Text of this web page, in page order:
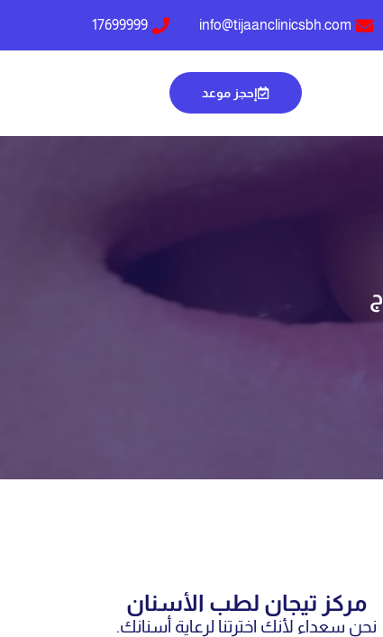
info@tijaanclinicsbh.com
17699999
إحجز موعد
مركز تيجان لطب الأسنان
نحن سعداء لأنك اخترتنا لرعاية أسنانك.